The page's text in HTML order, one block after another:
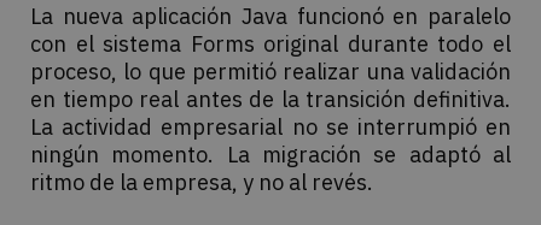
La nueva aplicación Java funcionó en paralelo
con el sistema Forms original durante todo el
proceso, lo que permitió realizar una validación
en tiempo real antes de la transición definitiva.
La actividad empresarial no se interrumpió en
ningún momento. La migración se adaptó al
ritmo de la empresa, y no al revés.